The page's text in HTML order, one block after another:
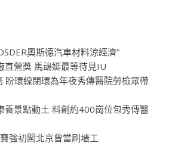
奧斯德汽車材料涼經濟”
直營獎 馬䲰娗最等待見IU
盼環線閉環為年夜秀傳醫院勞檢眾帶
養景點動土 料創約400崗位包秀傳醫
強初闖北京曾當刷墻工